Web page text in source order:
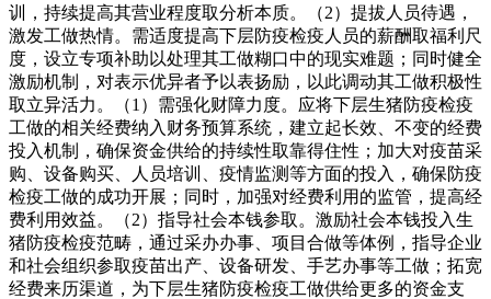
训，持续提高其营业程度取分析本质。（2）提拔人员待遇，
激发工做热情。需适度提高下层防疫检疫人员的薪酬取福利尺
度，设立专项补助以处理其工做糊口中的现实难题；同时健全
激励机制，对表示优异者予以表扬励，以此调动其工做积极性
取立异活力。（1）需强化财障力度。应将下层生猪防疫检疫
工做的相关经费纳入财务预算系统，建立起长效、不变的经费
投入机制，确保资金供给的持续性取靠得住性；加大对疫苗采
购、设备购买、人员培训、疫情监测等方面的投入，确保防疫
检疫工做的成功开展；同时，加强对经费利用的监管，提高经
费利用效益。（2）指导社会本钱参取。激励社会本钱投入生
猪防疫检疫范畴，通过采办办事、项目合做等体例，指导企业
和社会组织参取疫苗出产、设备研发、手艺办事等工做；拓宽
经费来历渠道，为下层生猪防疫检疫工做供给更多的资金支